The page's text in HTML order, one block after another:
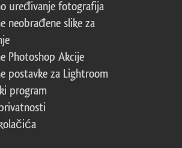
uređivanje fotografija
neobrađene slike za
Photoshop Akcije
postavke za Lightroom
program